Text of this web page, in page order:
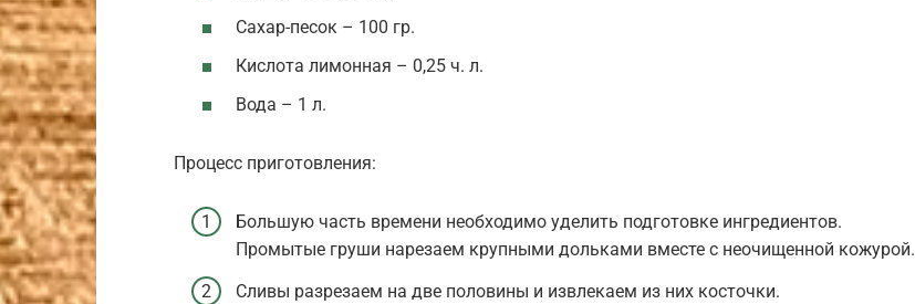
Сахар-песок – 100 гр.
Кислота лимонная – 0,25 ч. л.
Вода – 1 л.
Процесс приготовления:
Большую часть времени необходимо уделить подготовке ингредиентов.
Промытые груши нарезаем крупными дольками вместе с неочищенной кожурой.
Сливы разрезаем на две половины и извлекаем из них косточки.